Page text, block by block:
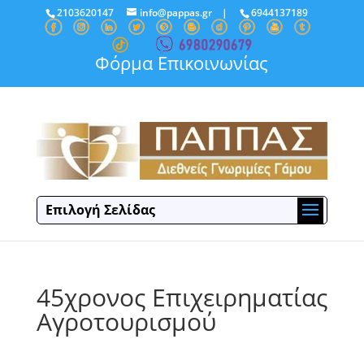
2103620147 info@pappas.gr| 6944137189
Φόρμα Επικοινωνίας
Επιλογή Σελίδας
45χρονος Επιχειρηματίας
Αγροτουρισμού